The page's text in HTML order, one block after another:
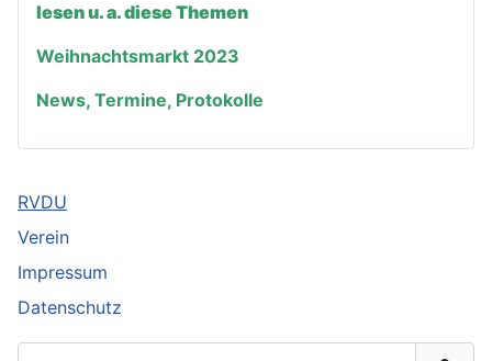
RVDU
Verein
Impressum
Datenschutz
lesen u. a. diese Themen
Weihnachtsmarkt 2023
News, Termine, Protokolle